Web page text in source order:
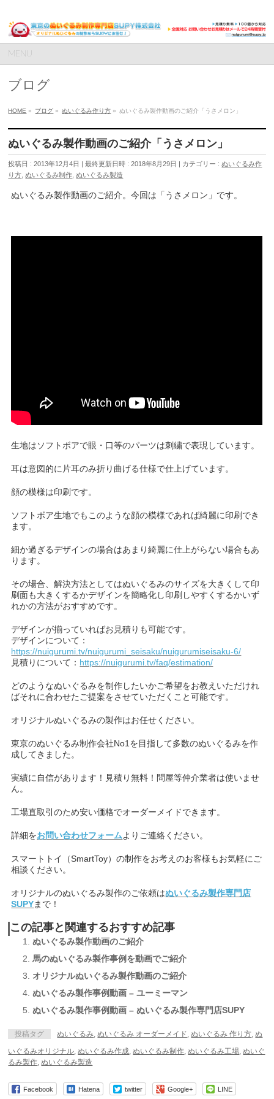
MENU
ブログ
HOME » ブログ » ぬいぐるみ作り方 » ぬいぐるみ製作動画のご紹介「うさメロン」
ぬいぐるみ製作動画のご紹介「うさメロン」
投稿日 : 2013年12月4日 最終更新日時 : 2018年8月29日 カテゴリー :ぬいぐるみ作
り方 ,ぬいぐるみ制作 ,ぬいぐるみ製造
ぬいぐるみ製作動画のご紹介。今回は「うさメロン」です。
生地はソフトボアで眼・口等のパーツは刺繍で表現しています。
耳は意図的に片耳のみ折り曲げる仕様で仕上げています。
顔の模様は印刷です。
ソフトボア生地でもこのような顔の模様であれば綺麗に印刷でき
ます。
細か過ぎるデザインの場合はあまり綺麗に仕上がらない場合もあ
ります。
その場合、解決方法としてはぬいぐるみのサイズを大きくして印
刷面も大きくするかデザインを簡略化し印刷しやすくするかいず
れかの方法がおすすめです。
デザインが揃っていればお見積りも可能です。
デザインについて：
https://nuigurumi.tv/nuigurumi_seisaku/nuigurumiseisaku-6/
見積りについて： https://nuigurumi.tv/faq/estimation/
どのようなぬいぐるみを制作したいかご希望をお教えいただけれ
ばそれに合わせたご提案をさせていただくこと可能です。
オリジナルぬいぐるみの製作はお任せください。
東京のぬいぐるみ制作会社No1を目指して多数のぬいぐるみを作
成してきました。
実績に自信があります！見積り無料！問屋等仲介業者は使いませ
ん。
工場直取引のため安い価格でオーダーメイドできます。
詳細をお問い合わせフォームよりご連絡ください。
スマートトイ（SmartToy）の制作をお考えのお客様もお気軽にご
相談ください。
オリジナルのぬいぐるみ製作のご依頼はぬいぐるみ製作専門店
SUPYまで！
この記事と関連するおすすめ記事
ぬいぐるみ製作動画のご紹介
馬のぬいぐるみ製作事例を動画でご紹介
オリジナルぬいぐるみ製作動画のご紹介
ぬいぐるみ製作事例動画 – ユーミーマン
ぬいぐるみ製作事例動画 – ぬいぐるみ製作専門店SUPY
投稿タグ ぬいぐるみ,ぬいぐるみ オーダーメイド,ぬいぐるみ 作り方,ぬ
いぐるみオリジナル,ぬいぐるみ作成,ぬいぐるみ制作,ぬいぐるみ工場,ぬいぐ
るみ製作,ぬいぐるみ製造
Facebook Hatena twitter Google+ LINE